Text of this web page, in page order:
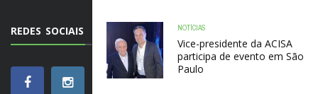
NOTÍCIAS
Vice-presidente da ACISA
participa de evento em São
Paulo
REDES SOCIAIS